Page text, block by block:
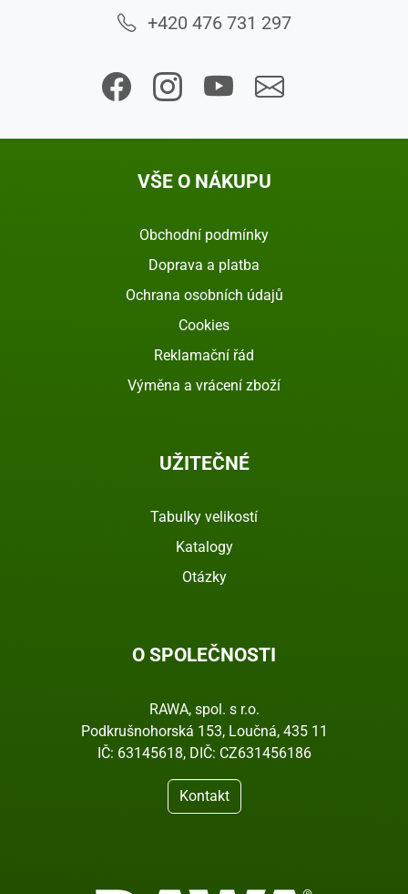
+420 476 731 297
VŠE O NÁKUPU
Obchodní podmínky
Doprava a platba
Ochrana osobních údajů
Cookies
Reklamační řád
Výměna a vrácení zboží
UŽITEČNÉ
Tabulky velikostí
Katalogy
Otázky
O SPOLEČNOSTI
RAWA, spol. s r.o.
Podkrušnohorská 153, Loučná, 435 11
IČ: 63145618, DIČ: CZ631456186
Kontakt